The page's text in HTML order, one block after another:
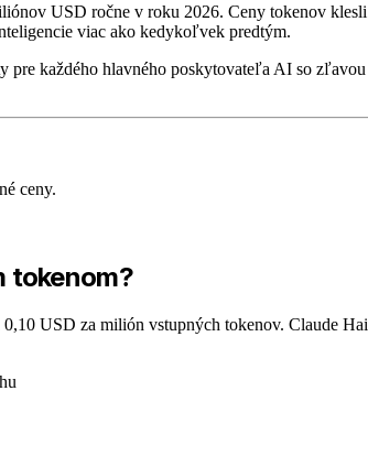
USD ročne v roku 2026. Ceny tokenov
viac ako kedykoľvek predtým.
pre každého hlavného poskytovateľa AI so
ceny.
tokenom?
USD za milión vstupných tokenov. Claude